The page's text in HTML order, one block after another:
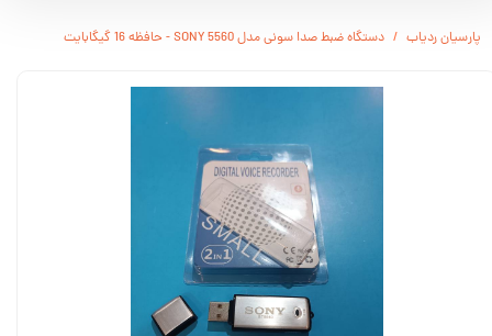
پارسیان ردیاب دستگاه ضبط صدا سونی مدل SONY 5560 - حافظه 16 گیگابایت